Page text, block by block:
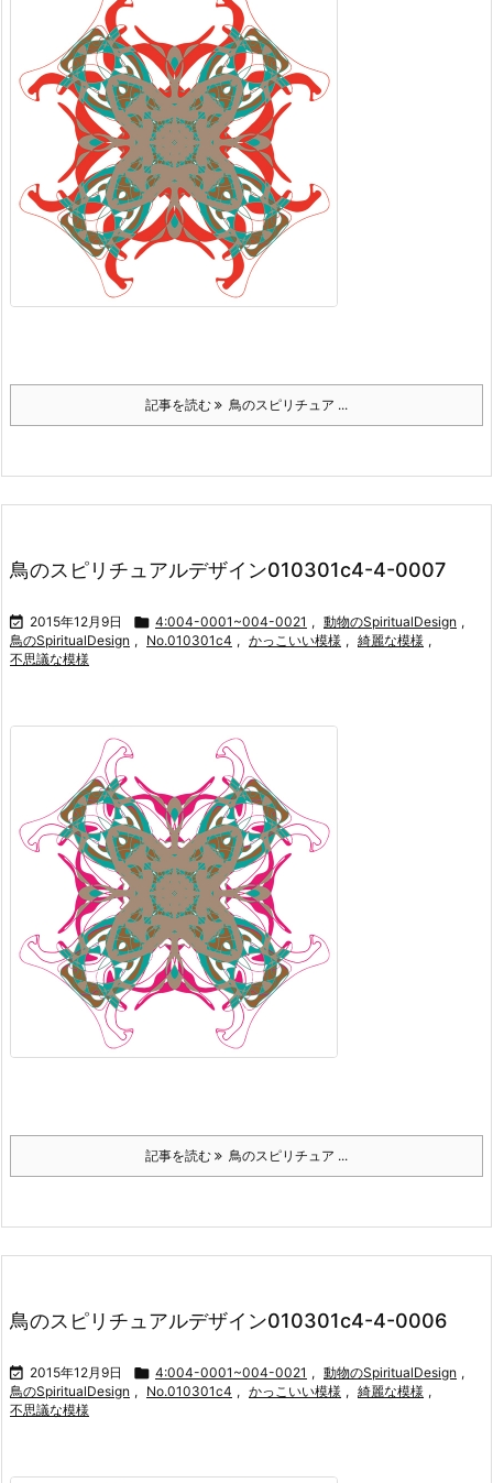
記事を読む 鳥のスピリチュア ...
鳥のスピリチュアルデザイン010301c4-4-0007
 2015年12月9日  4:004-0001~004-0021 , 動物のSpiritualDesign ,
鳥のSpiritualDesign , No.010301c4 , かっこいい模様 , 綺麗な模様 ,
不思議な模様
記事を読む 鳥のスピリチュア ...
鳥のスピリチュアルデザイン010301c4-4-0006
 2015年12月9日  4:004-0001~004-0021 , 動物のSpiritualDesign ,
鳥のSpiritualDesign , No.010301c4 , かっこいい模様 , 綺麗な模様 ,
不思議な模様